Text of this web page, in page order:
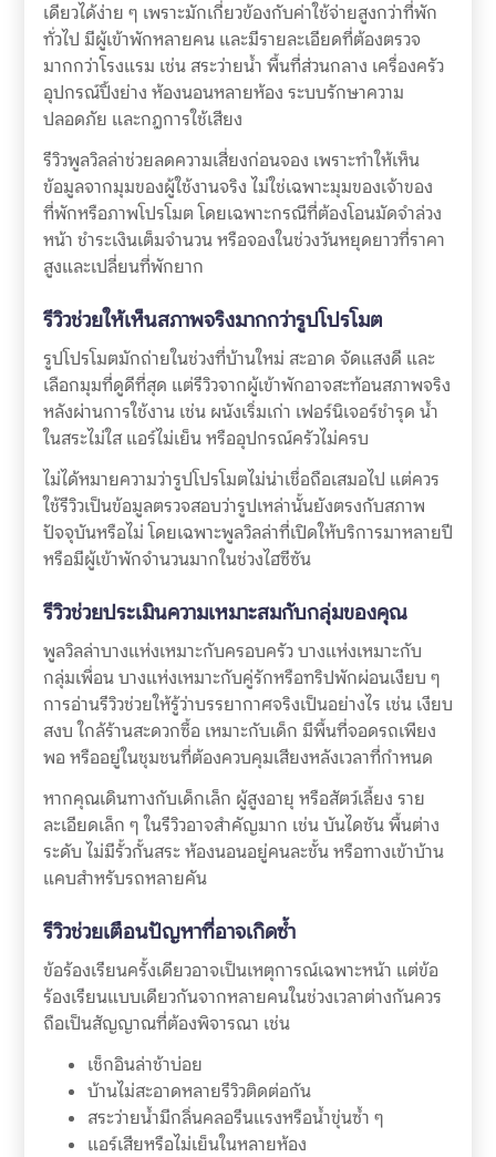
เดียวได้ง่าย ๆ เพราะมักเกี่ยวข้องกับค่าใช้จ่ายสูงกว่าที่พัก
ทั่วไป มีผู้เข้าพักหลายคน และมีรายละเอียดที่ต้องตรวจ
มากกว่าโรงแรม เช่น สระว่ายน้ำ พื้นที่ส่วนกลาง เครื่องครัว
อุปกรณ์ปิ้งย่าง ห้องนอนหลายห้อง ระบบรักษาความ
ปลอดภัย และกฎการใช้เสียง
รีวิวพูลวิลล่าช่วยลดความเสี่ยงก่อนจอง เพราะทำให้เห็น
ข้อมูลจากมุมของผู้ใช้งานจริง ไม่ใช่เฉพาะมุมของเจ้าของ
ที่พักหรือภาพโปรโมต โดยเฉพาะกรณีที่ต้องโอนมัดจำล่วง
หน้า ชำระเงินเต็มจำนวน หรือจองในช่วงวันหยุดยาวที่ราคา
สูงและเปลี่ยนที่พักยาก
รีวิวช่วยให้เห็นสภาพจริงมากกว่ารูปโปรโมต
รูปโปรโมตมักถ่ายในช่วงที่บ้านใหม่ สะอาด จัดแสงดี และ
เลือกมุมที่ดูดีที่สุด แต่รีวิวจากผู้เข้าพักอาจสะท้อนสภาพจริง
หลังผ่านการใช้งาน เช่น ผนังเริ่มเก่า เฟอร์นิเจอร์ชำรุด น้ำ
ในสระไม่ใส แอร์ไม่เย็น หรืออุปกรณ์ครัวไม่ครบ
ไม่ได้หมายความว่ารูปโปรโมตไม่น่าเชื่อถือเสมอไป แต่ควร
ใช้รีวิวเป็นข้อมูลตรวจสอบว่ารูปเหล่านั้นยังตรงกับสภาพ
ปัจจุบันหรือไม่ โดยเฉพาะพูลวิลล่าที่เปิดให้บริการมาหลายปี
หรือมีผู้เข้าพักจำนวนมากในช่วงไฮซีซัน
รีวิวช่วยประเมินความเหมาะสมกับกลุ่มของคุณ
พูลวิลล่าบางแห่งเหมาะกับครอบครัว บางแห่งเหมาะกับ
กลุ่มเพื่อน บางแห่งเหมาะกับคู่รักหรือทริปพักผ่อนเงียบ ๆ
การอ่านรีวิวช่วยให้รู้ว่าบรรยากาศจริงเป็นอย่างไร เช่น เงียบ
สงบ ใกล้ร้านสะดวกซื้อ เหมาะกับเด็ก มีพื้นที่จอดรถเพียง
พอ หรืออยู่ในชุมชนที่ต้องควบคุมเสียงหลังเวลาที่กำหนด
หากคุณเดินทางกับเด็กเล็ก ผู้สูงอายุ หรือสัตว์เลี้ยง ราย
ละเอียดเล็ก ๆ ในรีวิวอาจสำคัญมาก เช่น บันไดชัน พื้นต่าง
ระดับ ไม่มีรั้วกั้นสระ ห้องนอนอยู่คนละชั้น หรือทางเข้าบ้าน
แคบสำหรับรถหลายคัน
รีวิวช่วยเตือนปัญหาที่อาจเกิดซ้ำ
ข้อร้องเรียนครั้งเดียวอาจเป็นเหตุการณ์เฉพาะหน้า แต่ข้อ
ร้องเรียนแบบเดียวกันจากหลายคนในช่วงเวลาต่างกันควร
ถือเป็นสัญญาณที่ต้องพิจารณา เช่น
เช็กอินล่าช้าบ่อย
บ้านไม่สะอาดหลายรีวิวติดต่อกัน
สระว่ายน้ำมีกลิ่นคลอรีนแรงหรือน้ำขุ่นซ้ำ ๆ
แอร์เสียหรือไม่เย็นในหลายห้อง